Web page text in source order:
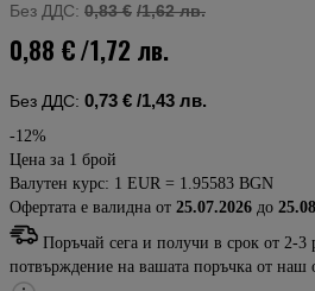
Без ДДС: 0,83 € /1,62 лв.
0,88 €/1,72 лв.
Без ДДС: 0,73 € /1,43 лв.
-12%
Цена за 1 брой
Валутен курс: 1 EUR = 1.95583 BGN
Офертата е валидна от 25.07.2026 до
Поръчай сега и получи в срок от 2-3
потвърждение на вашата поръчка от наш